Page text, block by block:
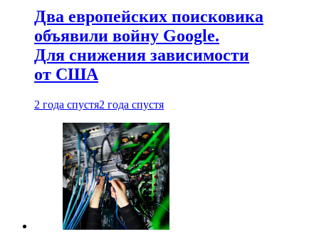
Два европейских поисковика
объявили войну Google.
Для снижения зависимости
от США
2 года спустя2 года спустя